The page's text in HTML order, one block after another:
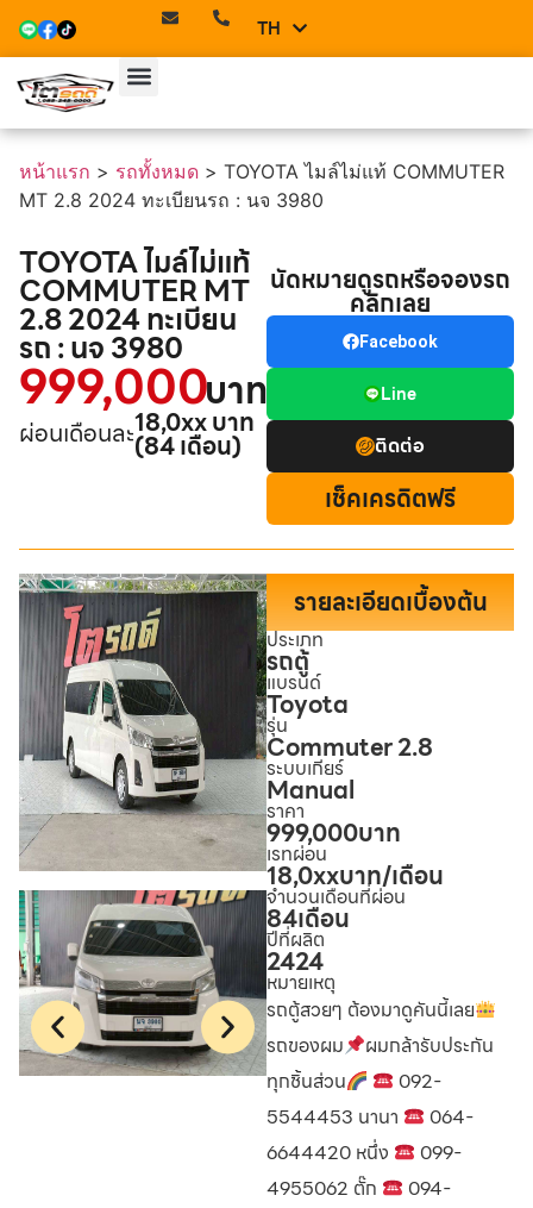
TH
EN
หน้าแรก > รถทั้งหมด > TOYOTA ไมล์ไม่แท้ COMMUTER
MT 2.8 2024 ทะเบียนรถ : นจ 3980
TOYOTA ไมล์ไม่แท้
COMMUTER MT
2.8 2024 ทะเบียน
รถ : นจ 3980
999,000บาท
ผ่อนเดือนละ18,0xx บาท
(84 เดือน)
นัดหมายดูรถหรือจองรถ
คลิกเลย
Facebook
Line
ติดต่อ
เช็คเครดิตฟรี
รายละเอียดเบื้องต้น
ประเภท
รถตู้
แบรนด์
Toyota
รุ่น
Commuter 2.8
ระบบเกียร์
Manual
ราคา
999,000บาท
เรทผ่อน
18,0xxบาท/เดือน
จำนวนเดือนที่ผ่อน
84เดือน
ปีที่ผลิต
2424
หมายเหตุ
รถตู้สวยๆ ต้องมาดูคันนี้เลย
รถของผม
ผมกล้ารับประกัน
ทุกชิ้นส่วน
092-
5544453 นานา
064-
6644420 หนึ่ง
099-
4955062 ตั๊ก
094-